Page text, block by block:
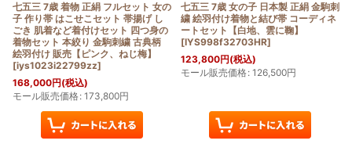
七五三 7歳 着物 正絹 フルセット 女の
子 作り帯 はこせこセット 帯揚げ し
ごき 肌着など着付けセット 四つ身の
着物セット 本絞り 金駒刺繍 古典柄
絵羽付け 販売【ピンク、ねじ梅】
[iys1023i22799zz]
168,000円(税込)
モール販売価格: 173,800円
七五三 7歳 女の子 日本製 正絹 金駒刺
繍 絵羽付け着物と結び帯 コーディネ
ートセット【白地、雲に鞠】
[IYS998f32703HR]
123,800円(税込)
モール販売価格: 126,500円